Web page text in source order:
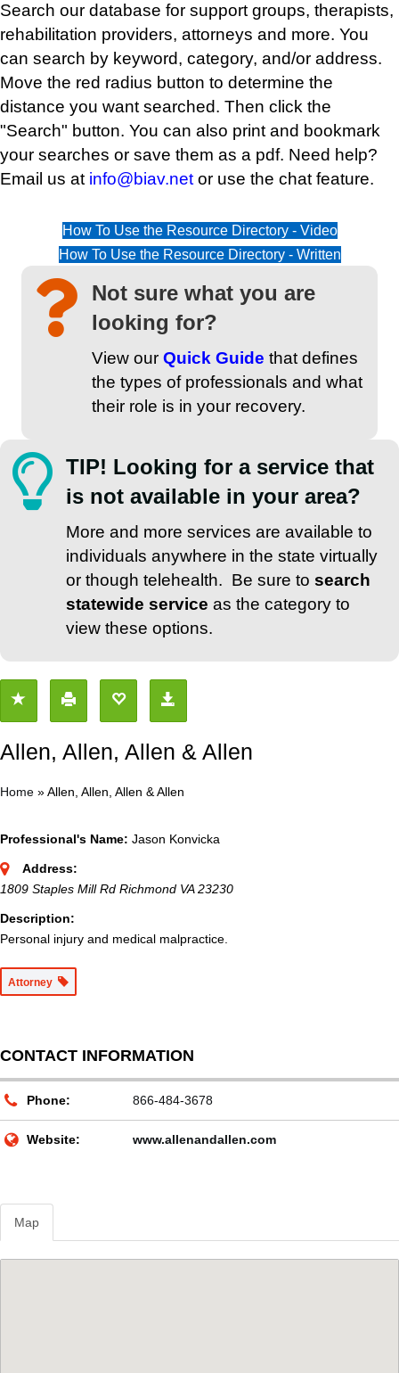
Search our database for support groups, therapists,
rehabilitation providers, attorneys and more. You
can search by keyword, category, and/or address.
Move the red radius button to determine the
distance you want searched. Then click the
"Search" button. You can also print and bookmark
your searches or save them as a pdf. Need help?
Email us at info@biav.net or use the chat feature.
How To Use the Resource Directory - Video
How To Use the Resource Directory - Written
Not sure what you are
looking for?
View our Quick Guide that defines
the types of professionals and what
their role is in your recovery.
TIP! Looking for a service that
is not available in your area?
More and more services are available to
individuals anywhere in the state virtually
or though telehealth. Be sure to search
statewide service as the category to
view these options.
Allen, Allen, Allen & Allen
Home »Allen, Allen, Allen & Allen
Professional's Name: Jason Konvicka
Address:
1809 Staples Mill Rd Richmond VA 23230
Description:
Personal injury and medical malpractice.
Attorney
CONTACT INFORMATION
Phone: 866-484-3678
Website: www.allenandallen.com
Map